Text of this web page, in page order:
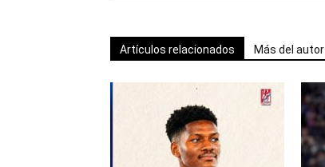
Artículos relacionados Más del autor